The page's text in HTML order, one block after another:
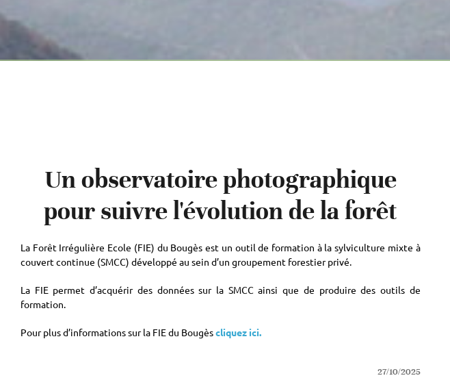
Un observatoire photographique
pour suivre l'évolution de la forêt
La Forêt Irrégulière Ecole (FIE) du Bougès est un outil de formation à la sylviculture mixte à
couvert continue (SMCC) développé au sein d’un groupement forestier privé.
La FIE permet d’acquérir des données sur la SMCC ainsi que de produire des outils de
formation.
Pour plus d’informations sur la FIE du Bougèscliquez ici.
27/10/2025